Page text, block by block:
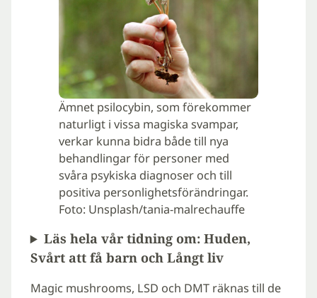
Ämnet psilocybin, som förekommer
naturligt i vissa magiska svampar,
verkar kunna bidra både till nya
behandlingar för personer med
svåra psykiska diagnoser och till
positiva personlighetsförändringar.
Foto: Unsplash/tania-malrechauffe
Läs hela vår tidning om: Huden,
Svårt att få barn och Långt liv
Magic mushrooms, LSD och DMT räknas till de